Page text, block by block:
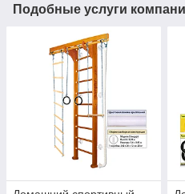
Подобные услуги